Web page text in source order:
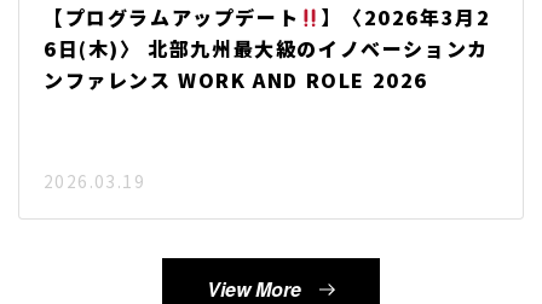
【プログラムアップデート
】〈2026年3月2
6日(木)〉 北部九州最大級のイノベーションカ
ンファレンス WORK AND ROLE 2026
2026.03.19
View More